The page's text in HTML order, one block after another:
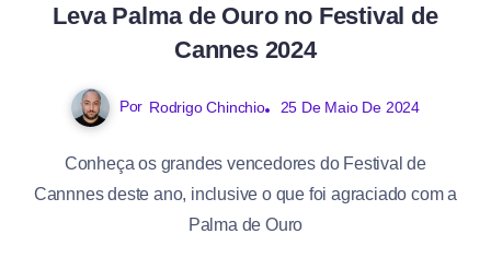
Leva Palma de Ouro no Festival de
Cannes 2024
Por Rodrigo Chinchio 25 De Maio De 2024
Conheça os grandes vencedores do Festival de
Cannnes deste ano, inclusive o que foi agraciado com a
Palma de Ouro